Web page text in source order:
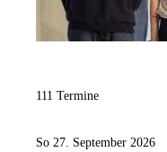
111 Termine
So 27. September 2026